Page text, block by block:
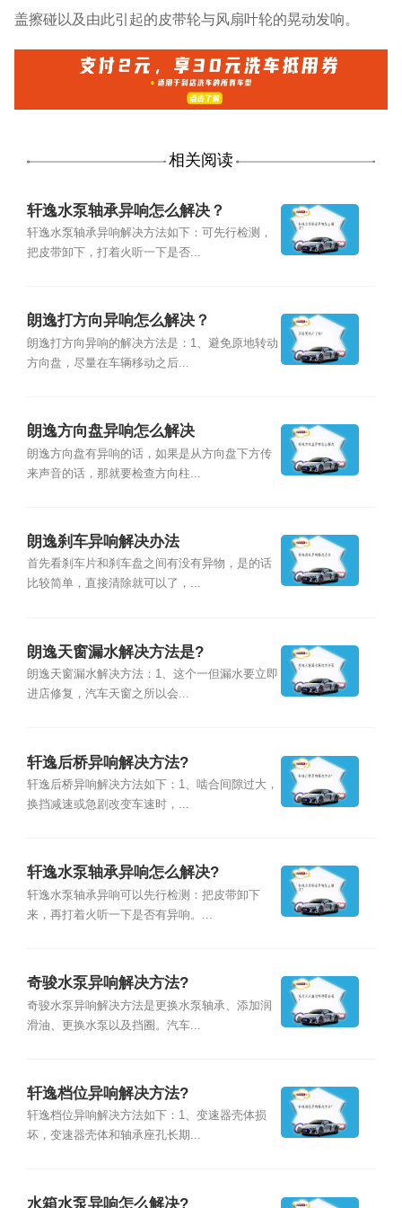
盖擦碰以及由此引起的皮带轮与风扇叶轮的晃动发响。
相关阅读
轩逸水泵轴承异响怎么解决？
轩逸水泵轴承异响解决方法如下：可先行检测，
把皮带卸下，打着火听一下是否...
朗逸打方向异响怎么解决？
朗逸打方向异响的解决方法是：1、避免原地转动
方向盘，尽量在车辆移动之后...
朗逸方向盘异响怎么解决
朗逸方向盘有异响的话，如果是从方向盘下方传
来声音的话，那就要检查方向柱...
朗逸刹车异响解决办法
首先看刹车片和刹车盘之间有没有异物，是的话
比较简单，直接清除就可以了，...
朗逸天窗漏水解决方法是?
朗逸天窗漏水解决方法：1、这个一但漏水要立即
进店修复，汽车天窗之所以会...
轩逸后桥异响解决方法?
轩逸后桥异响解决方法如下：1、啮合间隙过大，
换挡减速或急剧改变车速时，...
轩逸水泵轴承异响怎么解决?
轩逸水泵轴承异响可以先行检测：把皮带卸下
来，再打着火听一下是否有异响。...
奇骏水泵异响解决方法?
奇骏水泵异响解决方法是更换水泵轴承、添加润
滑油、更换水泵以及挡圈。汽车...
轩逸档位异响解决方法?
轩逸档位异响解决方法如下：1、变速器壳体损
坏，变速器壳体和轴承座孔长期...
水箱水泵异响怎么解决?